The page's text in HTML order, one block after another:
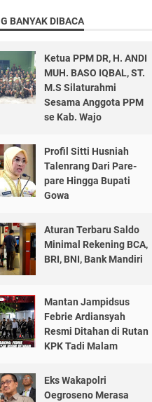
BANYAK DIBACA
Ketua PPM DR, H. ANDI
MUH. BASO IQBAL, ST.
M.S Silaturahmi
Sesama Anggota PPM
se Kab. Wajo
Profil Sitti Husniah
Talenrang Dari Pare-
pare Hingga Bupati
Gowa
Aturan Terbaru Saldo
Minimal Rekening BCA,
BRI, BNI, Bank Mandiri
Mantan Jampidsus
Febrie Ardiansyah
Resmi Ditahan di Rutan
KPK Tadi Malam
Eks Wakapolri
Oegroseno Merasa